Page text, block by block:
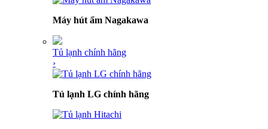
Máy hút ẩm Nagakawa
Tủ lạnh chính hãng
›
Tủ lạnh LG chính hãng